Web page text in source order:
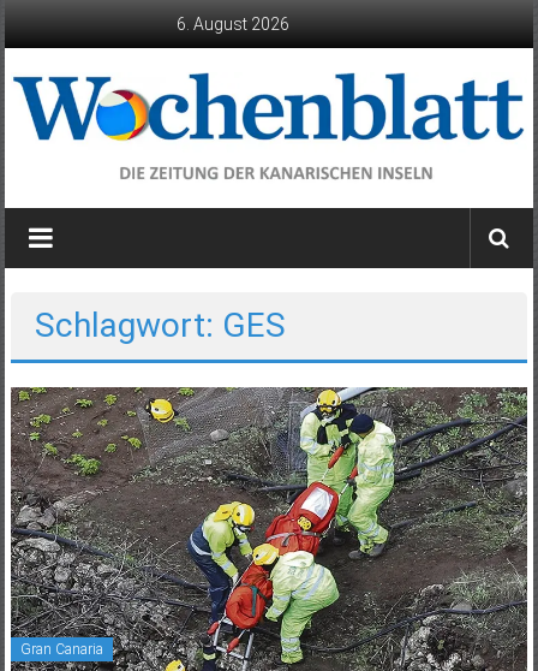
6. August 2026
Wochenblatt
die
Kanarischen
Inseln
Schlagwort: GES
Gran Canaria